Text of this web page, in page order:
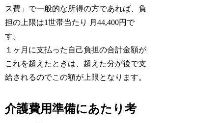
ス費」で一般的な所得の方であれば、負
担の上限は1世帯当たり 月44,400円で
す。
１ヶ月に支払った自己負担の合計金額が
これを超えたときは、超えた分が後で支
給されるのでこの額が上限となります。
介護費用準備にあたり考